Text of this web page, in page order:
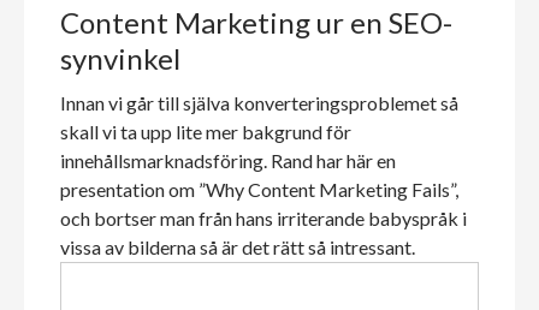
Content Marketing ur en SEO-
synvinkel
Innan vi går till själva konverteringsproblemet så
skall vi ta upp lite mer bakgrund för
innehållsmarknadsföring. Rand har här en
presentation om ”Why Content Marketing Fails”,
och bortser man från hans irriterande babyspråk i
vissa av bilderna så är det rätt så intressant.